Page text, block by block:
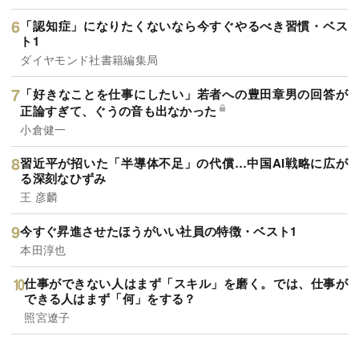
「認知症」になりたくないなら今すぐやるべき習慣・ベス
ト1
ダイヤモンド社書籍編集局
「好きなことを仕事にしたい」若者への豊田章男の回答が
正論すぎて、ぐうの音も出なかった
小倉健一
習近平が招いた「半導体不足」の代償…中国AI戦略に広が
る深刻なひずみ
王 彦麟
今すぐ昇進させたほうがいい社員の特徴・ベスト1
本田淳也
仕事ができない人はまず「スキル」を磨く。では、仕事が
できる人はまず「何」をする？
照宮遼子